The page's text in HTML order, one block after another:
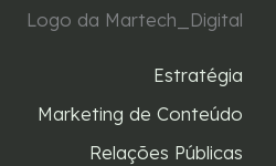
Estratégia
Marketing de Conteúdo
Relações Públicas